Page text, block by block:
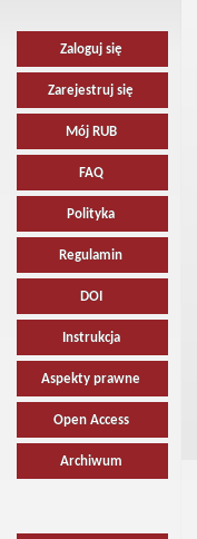
Zaloguj się
Zarejestruj się
Mój RUB
FAQ
Polityka
Regulamin
DOI
Instrukcja
Aspekty prawne
Open Access
Archiwum